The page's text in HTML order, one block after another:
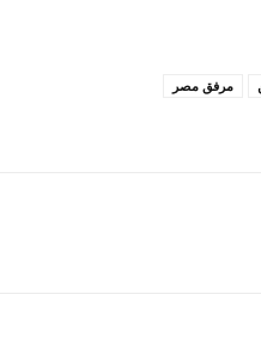
مرفق مصر